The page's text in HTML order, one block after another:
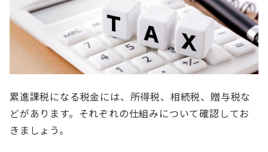
累進課税になる税金には、所得税、相続税、贈与税な
どがあります。それぞれの仕組みについて確認してお
きましょう。